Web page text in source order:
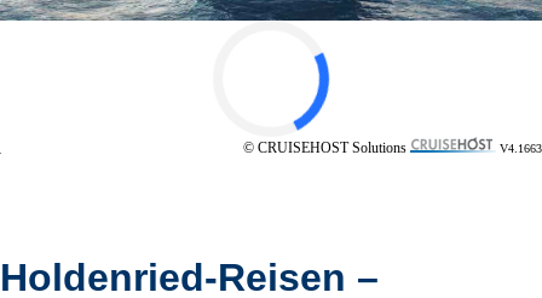
© CRUISEHOST Solutions V4.1663
Holdenried-Reisen –